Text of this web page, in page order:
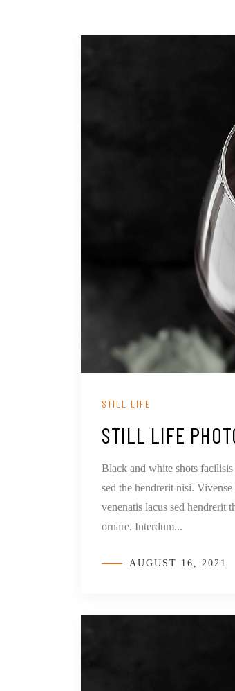
STILL LIFE
STILL LIFE
Black and white shots
sed the hendrerit nisi.
venenatis lacus sed hendrerit
ornare. Interdum...
AUGUST 16, 2021